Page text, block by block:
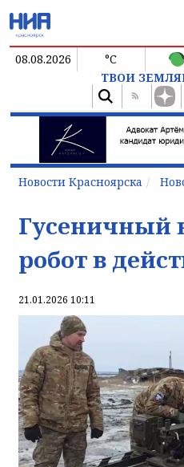
08.08.2026 °C
ТВОИ
Новости Красноярска
Гусеничный
робот в
21.01.2026 10:11